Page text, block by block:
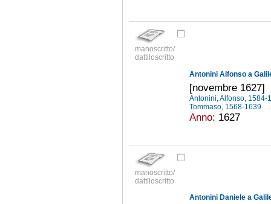
manoscritto/
dattiloscritto
Antonini Alfonso a
[novembre 1627]
Antonini, Alfonso, 1584-
Tommaso, 1568-1639
Anno: 1627
manoscritto/
dattiloscritto
Antonini Daniele a